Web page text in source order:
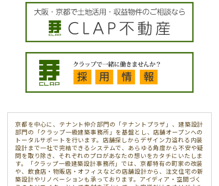
京都を中心に、テナント仲介部門の「テナントプラザ」、建築設計
部門の「クラップ一級建築事務所」を基盤とし、店舗オープンへの
トータルサポートを行います。店舗探しからデザイン力溢れる内装
設計まで一社で完結できるシステムで、あらゆる角度から不安や疑
問を取り除き、それぞれのプロがあなたの想いをカタチにいたしま
す。「クラップ一級建築設計事務所」では、京都特有の町家の改装
や、飲食店・物販店・オフィスなどの店舗設計から、注文住宅の新
築設計やリノベーションも承っております。アイディア・空間づく